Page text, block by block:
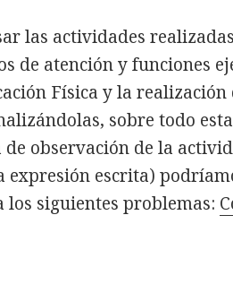
las actividades
de atención y funciones
Física y la
sobre todo
observación de la
expresión escrita)
los siguientes problemas: